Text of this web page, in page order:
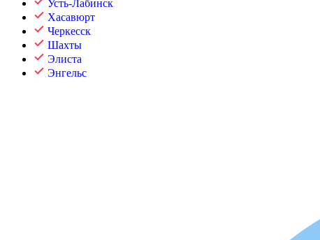
Усть-Лабинск
Хасавюрт
Черкесск
Шахты
Элиста
Энгельс